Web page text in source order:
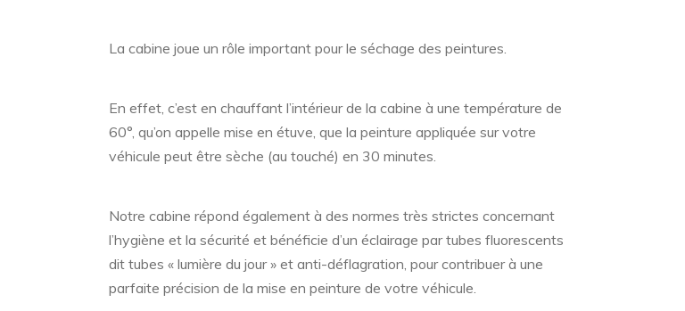
La cabine joue un rôle important pour le séchage des peintures.
En effet, c’est en chauffant l’intérieur de la cabine à une température de
60°, qu’on appelle mise en étuve, que la peinture appliquée sur votre
véhicule peut être sèche (au touché) en 30 minutes.
Notre cabine répond également à des normes très strictes concernant
l’hygiène et la sécurité et bénéficie d’un éclairage par tubes fluorescents
dit tubes « lumière du jour » et anti-déflagration, pour contribuer à une
parfaite précision de la mise en peinture de votre véhicule.